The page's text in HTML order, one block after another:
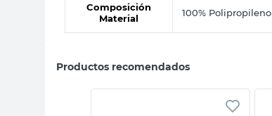
Composición
Material
100% Polipropileno
Productos recomendados